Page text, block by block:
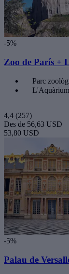
-5%
Zoo de París +
Parc
4,4 (257)
Des de 56,63 USD
53,80 USD
-5%
Palau de